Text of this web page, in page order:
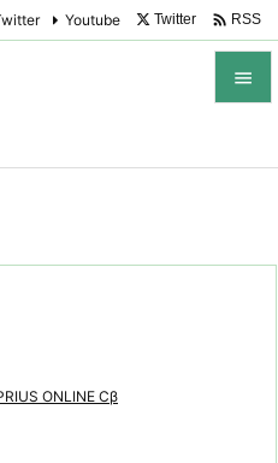

Youtube Twitter  RSS
ONLINE Cβ